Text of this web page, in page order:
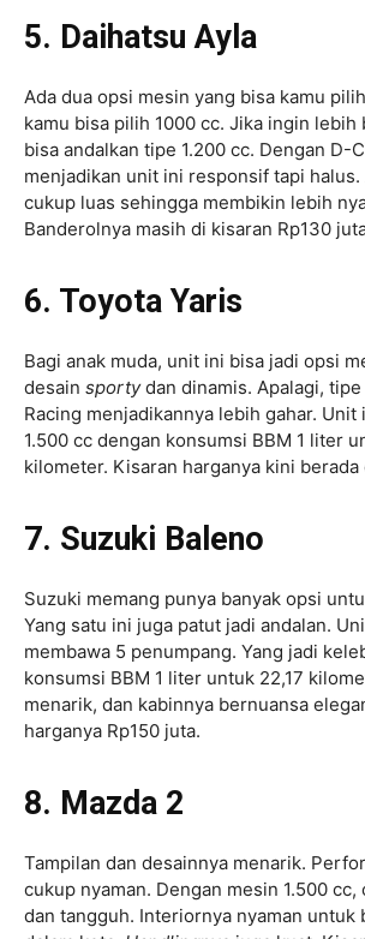
5. Daihatsu Ayla
Ada dua opsi mesin yang bisa kamu
kamu bisa pilih 1000 cc. Jika ingin lebih
bisa andalkan tipe 1.200 cc. Dengan D-
menjadikan unit ini responsif tapi halus.
cukup luas sehingga membikin lebih
Banderolnya masih di kisaran Rp130
6. Toyota Yaris
Bagi anak muda, unit ini bisa jadi opsi
desain sportydan dinamis. Apalagi,
Racing menjadikannya lebih gahar. Unit
1.500 cc dengan konsumsi BBM 1 liter
kilometer. Kisaran harganya kini berada
7. Suzuki Baleno
Suzuki memang punya banyak opsi
Yang satu ini juga patut jadi andalan.
membawa 5 penumpang. Yang jadi
konsumsi BBM 1 liter untuk 22,17
menarik, dan kabinnya bernuansa
harganya Rp150 juta.
8. Mazda 2
Tampilan dan desainnya menarik.
cukup nyaman. Dengan mesin 1.500
dan tangguh. Interiornya nyaman untuk